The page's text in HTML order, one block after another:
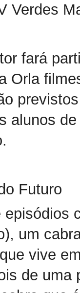
Verdes
fará
Orla
alunos
Futuro
episódios
um
vive
de uma